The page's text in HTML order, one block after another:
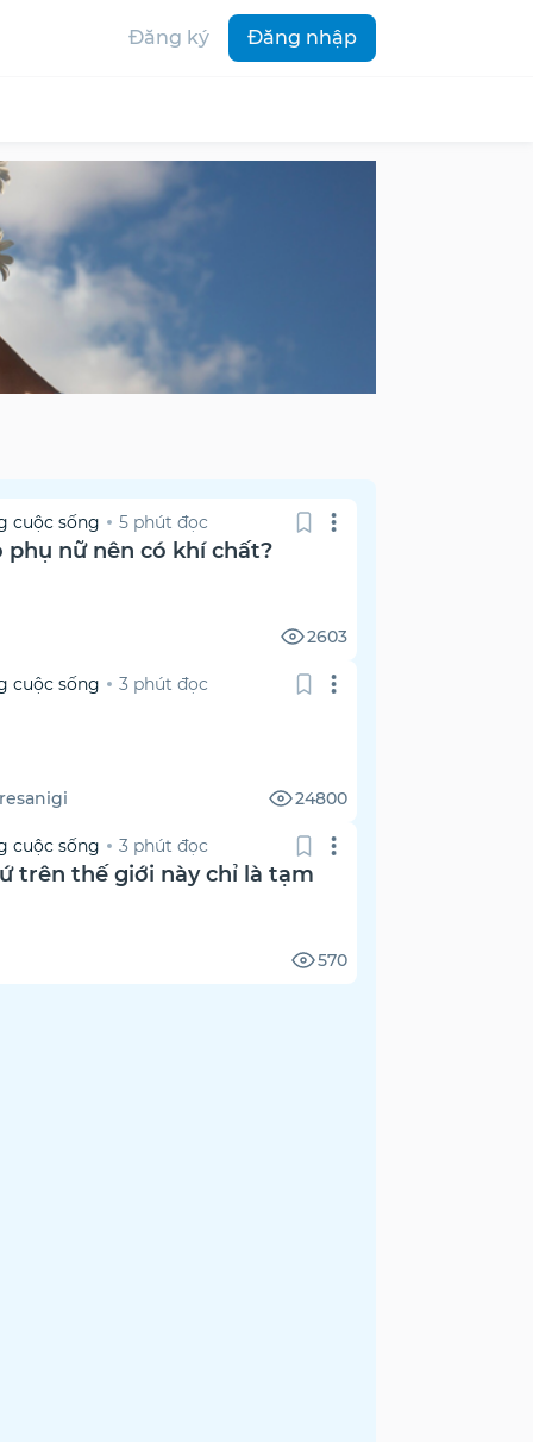
Đăng ký Đăng nhập
cuộc sống 5 phút đọc
phụ nữ nên có khí chất?
2603
cuộc sống 3 phút đọc
24800
cuộc sống 3 phút đọc
trên thế giới này chỉ là tạm
570